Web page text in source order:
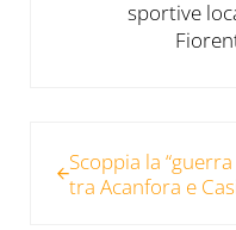
sportive
Scoppia la
tra Acanfora e